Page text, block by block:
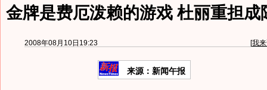
金牌是费厄泼赖的游戏 杜丽重担成
2008年08月10日19:23 [我
来源：新闻午报